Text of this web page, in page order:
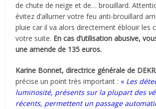
de chute de neige et de… brouillard.
évitez d’allumer votre feu anti-brouillard
pluie car il va alors directement éblouir les
votre suite. En cas d’utilisation abusive,
une amende de 135 euros.
Karine Bonnet, directrice générale de
précise un point très important : « Les
luminosité, présents sur la plupart des
récents, permettent un passage